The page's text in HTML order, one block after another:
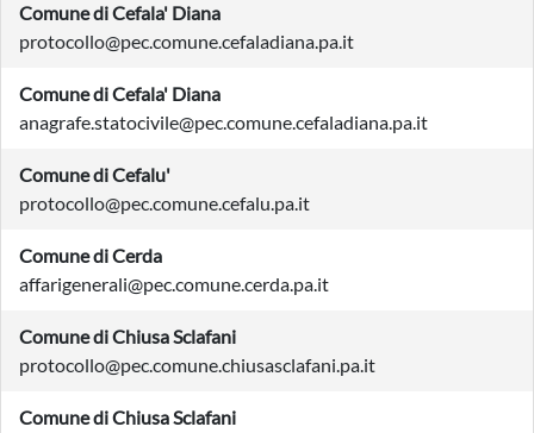
Comune di Cefala' Diana
protocollo@pec.comune.cefaladiana.pa.it
Comune di Cefala' Diana
anagrafe.statocivile@pec.comune.cefaladiana.pa.it
Comune di Cefalu'
protocollo@pec.comune.cefalu.pa.it
Comune di Cerda
affarigenerali@pec.comune.cerda.pa.it
Comune di Chiusa Sclafani
protocollo@pec.comune.chiusasclafani.pa.it
Comune di Chiusa Sclafani